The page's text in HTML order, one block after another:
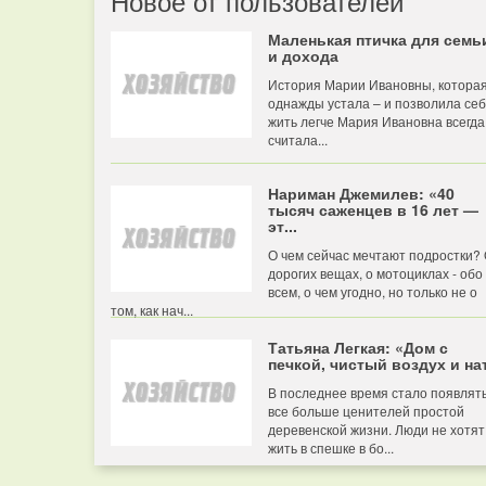
Маленькая птичка для
и дохода
История Марии Ивановны, которая
однажды устала – и позволила
жить легче Мария Ивановна всегда
считала...
Нариман Джемилев: «40
тысяч саженцев в 16 лет —
эт...
О чем сейчас мечтают подростки?
дорогих вещах, о мотоциклах - обо
всем, о чем угодно, но только не о
том, как нач...
Татьяна Легкая: «Дом с
печкой, чистый воздух и
В последнее время стало
все больше ценителей простой
деревенской жизни. Люди не хотят
жить в спешке в бо...